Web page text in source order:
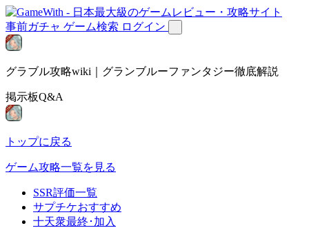
事前ガチャ ゲーム検索 ログイン
グラブル攻略wiki｜グランブルーファンタジー徹底解説
掲示板Q&A
トップに戻る
ゲーム攻略一覧を見る
SSR評価一覧
サプチケおすすめ
十天衆最終･加入